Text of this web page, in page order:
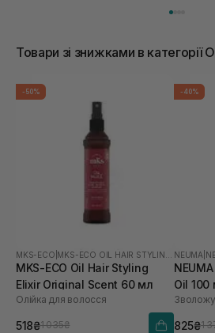
Товари зі знижками в категорії
-50%
MKS-ECO
MKS-ECO Oil Hair Styling
Elixir Original Scent 60 мл
Олійка для волосся
518₴1 035₴
-40%
NEUMA
Oil 100
825₴1